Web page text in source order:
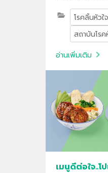
(Transcatheter
Replacement) ก
สายสวนโดยไม่
ช่วยลดภาวะแท
เร็ว และกลับมาใ
ดูแลโดยทีมแพทย์
และมาตรฐานกา
โรคลิ้นหัว
สถาบันโรค
อ่านเพิ่มเติม
เมนูดีต่อใจ..โ